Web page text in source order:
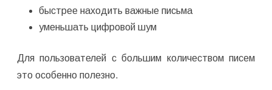
быстрее находить важные письма
уменьшать цифровой шум
Для пользователей с большим количеством писем
это особенно полезно.